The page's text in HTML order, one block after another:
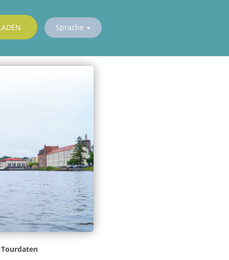
Sprache
Tourdaten